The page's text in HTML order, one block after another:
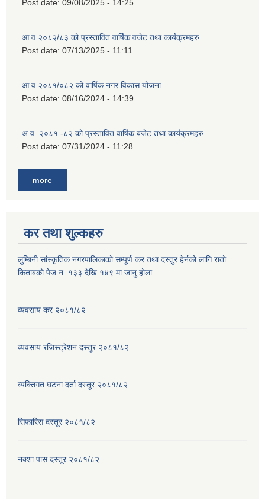
Post date: 09/08/2025 - 14:25
आ.व २०८२/८३ को प्रस्तावित वार्षिक वजेट तथा कार्यक्रमहरु
Post date: 07/13/2025 - 11:11
आ.व २०८१/०८२ को वार्षिक नगर विकास योजना
Post date: 08/16/2024 - 14:39
अ.व. २०८१ -८२ को प्रस्तावित वार्षिक बजेट तथा कार्यक्रमहरु
Post date: 07/31/2024 - 11:28
more
कर तथा शुल्कहरु
लुम्बिनी सांस्कृतिक नगरपालिकाको सम्पूर्ण कर तथा दस्तुर हेर्नको लागि रातो
किताबको पेज न. १३३ देखि १४९ मा जानु होला
व्यवसाय कर २०८१/८२
व्यवसाय रजिस्ट्रेशन दस्तूर २०८१/८२
व्यक्तिगत घटना दर्ता दस्तूर २०८१/८२
सिफारिस दस्तूर २०८१/८२
नक्शा पास दस्तूर २०८१/८२